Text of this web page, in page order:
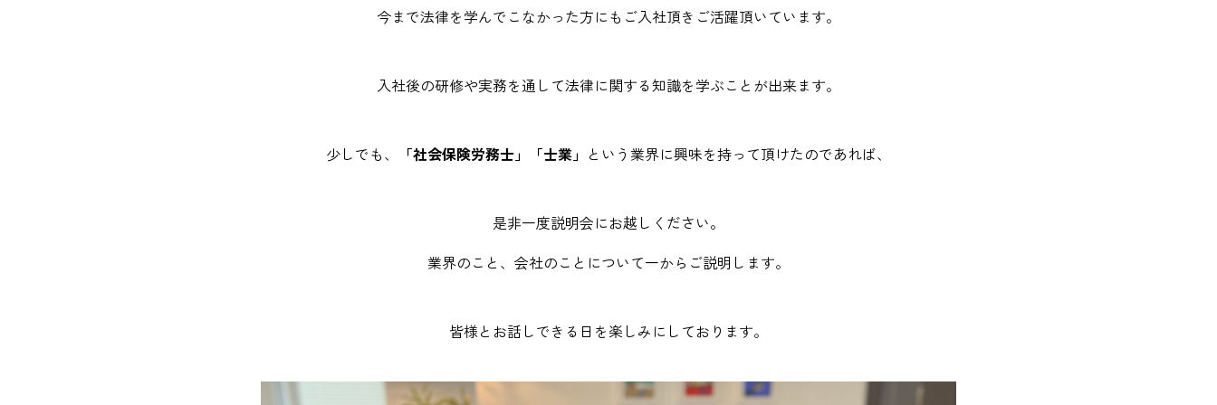
今まで法律を学んでこなかった方にも ご入社頂きご活躍頂いています。
入社後の研修や実務を通して法律に関する知識を学ぶことが出来ます。
少しでも、 「社会保険労務士」「士業」 という 業界に興味を持って頂けたのであれば、
是非一度説明会にお越しください。
業界のこと、会社のことについて一からご説明します。
皆様とお話しできる日を楽しみにしております。